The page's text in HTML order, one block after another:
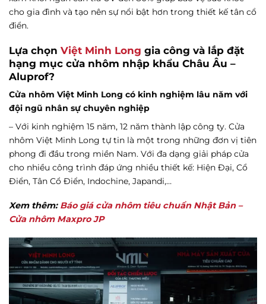
cho gia đình và tạo nên sự nổi bật hơn trong thiết kế tân cổ
điển.
Lựa chọn Việt Minh Long gia công và lắp đặt
hạng mục cửa nhôm nhập khẩu Châu Âu –
Aluprof?
Cửa nhôm Việt Minh Long có kinh nghiệm lâu năm với
đội ngũ nhân sự chuyên nghiệp
– Với kinh nghiệm 15 năm, 12 năm thành lập công ty. Cửa
nhôm Việt Minh Long tự tin là một trong những đơn vị tiên
phong đi đầu trong miền Nam. Với đa dạng giải pháp cửa
cho nhiều công trình đáp ứng nhiều thiết kế: Hiện Đại, Cổ
Điển, Tân Cổ Điển, Indochine, Japandi,…
Xem thêm: Báo giá cửa nhôm tiêu chuẩn Nhật Bản –
Cửa nhôm Maxpro JP